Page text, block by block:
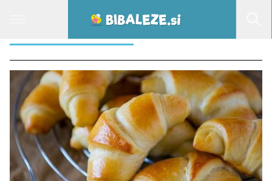
ROGLJIČI RECEPT